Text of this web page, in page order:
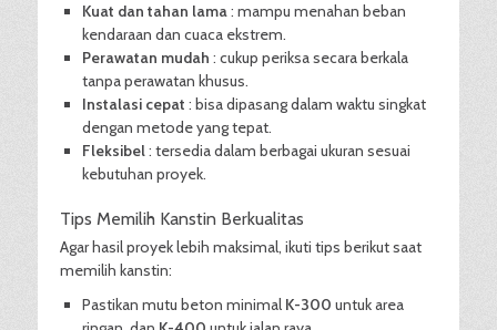
Kuat dan tahan lama: mampu menahan beban
kendaraan dan cuaca ekstrem.
Perawatan mudah : cukup periksa secara berkala
tanpa perawatan khusus.
Instalasi cepat : bisa dipasang dalam waktu singkat
dengan metode yang tepat.
Fleksibel: tersedia dalam berbagai ukuran sesuai
kebutuhan proyek.
Tips Memilih Kanstin Berkualitas
Agar hasil proyek lebih maksimal, ikuti tips berikut saat
memilih kanstin:
Pastikan mutu beton minimal K-300 untuk area